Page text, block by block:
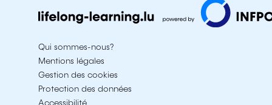
Qui sommes-nous?
Mentions légales
Gestion des cookies
Protection des données
Accessibilité